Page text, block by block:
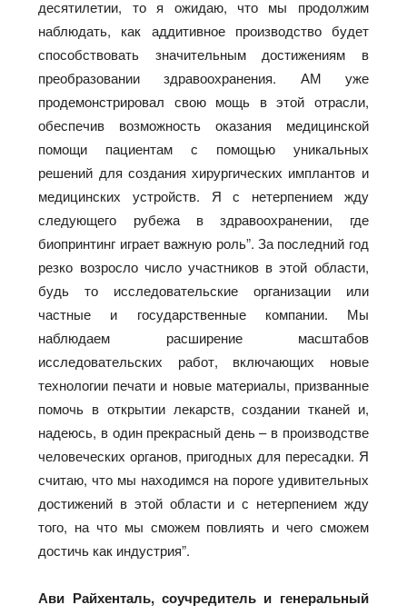
десятилетии, то я ожидаю, что мы продолжим
наблюдать, как аддитивное производство будет
способствовать значительным достижениям в
преобразовании здравоохранения. АМ уже
продемонстрировал свою мощь в этой отрасли,
обеспечив возможность оказания медицинской
помощи пациентам с помощью уникальных
решений для создания хирургических имплантов и
медицинских устройств. Я с нетерпением жду
следующего рубежа в здравоохранении, где
биопринтинг играет важную роль”. За последний год
резко возросло число участников в этой области,
будь то исследовательские организации или
частные и государственные компании. Мы
наблюдаем расширение масштабов
исследовательских работ, включающих новые
технологии печати и новые материалы, призванные
помочь в открытии лекарств, создании тканей и,
надеюсь, в один прекрасный день – в производстве
человеческих органов, пригодных для пересадки. Я
считаю, что мы находимся на пороге удивительных
достижений в этой области и с нетерпением жду
того, на что мы сможем повлиять и чего сможем
достичь как индустрия”.
Ави Райхенталь, соучредитель и генеральный